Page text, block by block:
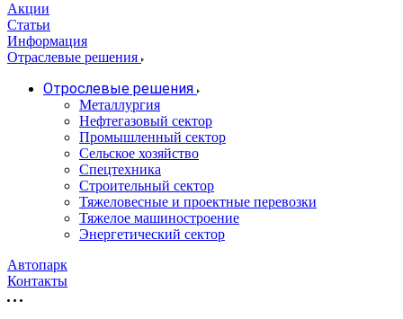
Акции
Статьи
Информация
Отраслевые решения
Отрослевые решения
Металлургия
Нефтегазовый сектор
Промышленный сектор
Сельское хозяйство
Спецтехника
Строительный сектор
Тяжеловесные и проектные перевозки
Тяжелое машиностроение
Энергетический сектор
Автопарк
Контакты